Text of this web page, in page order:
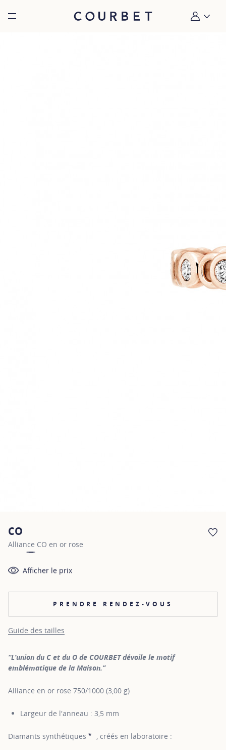
Burger toggle menu Mon
CO
Alliance CO en or rose
Afficher le prix
PRENDRE RENDEZ-VOUS
Guide des tailles
“L’union du C et du O de COURBET dévoile le motif
emblématique de la Maison.”
Alliance en or rose 750/1000 (3,00 g)
Largeur de l'anneau : 3,5 mm
Diamants synthétiques * SHOW TOOLTIP
, créés en laboratoire :